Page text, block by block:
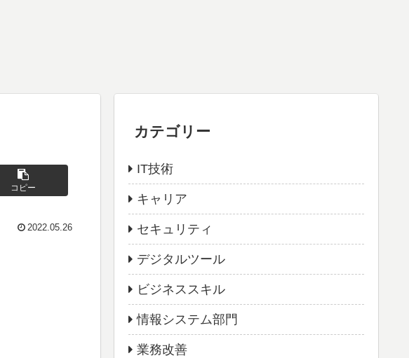
コピー
2022.05.26
カテゴリー
IT技術
キャリア
セキュリティ
デジタルツール
ビジネススキル
情報システム部門
業務改善